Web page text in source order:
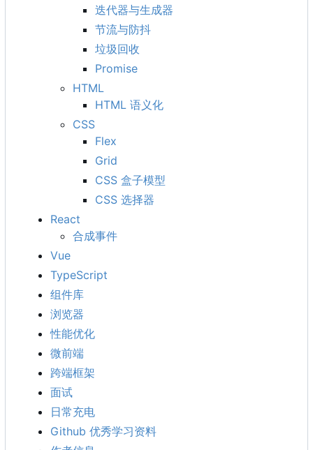
迭代器与生成器
节流与防抖
垃圾回收
Promise
HTML
HTML 语义化
CSS
Flex
Grid
CSS 盒子模型
CSS 选择器
React
合成事件
Vue
TypeScript
组件库
浏览器
性能优化
微前端
跨端框架
面试
日常充电
Github 优秀学习资料